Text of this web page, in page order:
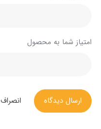
امتیاز شما به محصول
ارسال دیدگاه انصراف